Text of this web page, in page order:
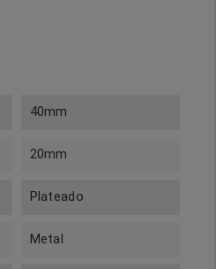
40mm
20mm
Plateado
Metal